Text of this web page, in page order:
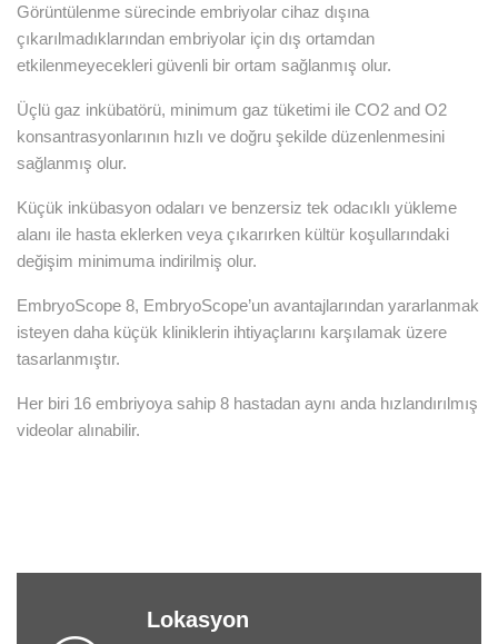
Görüntülenme sürecinde embriyolar cihaz dışına
çıkarılmadıklarından embriyolar için dış ortamdan
etkilenmeyecekleri güvenli bir ortam sağlanmış olur.
Üçlü gaz inkübatörü, minimum gaz tüketimi ile CO2 and O2
konsantrasyonlarının hızlı ve doğru şekilde düzenlenmesini
sağlanmış olur.
Küçük inkübasyon odaları ve benzersiz tek odacıklı yükleme
alanı ile hasta eklerken veya çıkarırken kültür koşullarındaki
değişim minimuma indirilmiş olur.
EmbryoScope 8, EmbryoScope’un avantajlarından yararlanmak
isteyen daha küçük kliniklerin ihtiyaçlarını karşılamak üzere
tasarlanmıştır.
Her biri 16 embriyoya sahip 8 hastadan aynı anda hızlandırılmış
videolar alınabilir.
Lokasyon